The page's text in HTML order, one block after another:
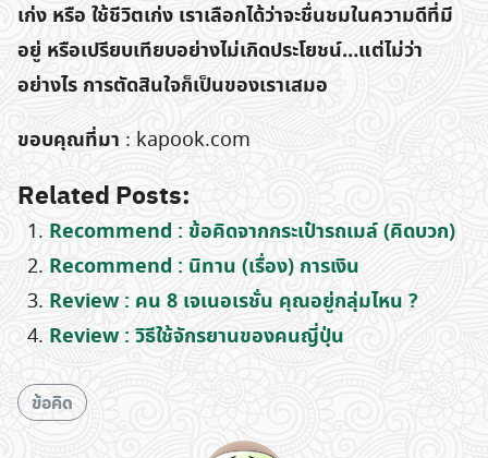
เก่ง หรือ ใช้ชีวิตเก่ง เราเลือกได้ว่าจะชื่นชมในความดีที่มี
อยู่ หรือเปรียบเทียบอย่างไม่เกิดประโยชน์…แต่ไม่ว่า
อย่างไร การตัดสินใจก็เป็นของเราเสมอ
ขอบคุณที่มา : kapook.com
Related Posts:
Recommend : ข้อคิดจากกระเป๋ารถเมล์ (คิดบวก)
Recommend : นิทาน (เรื่อง) การเงิน
Review : คน 8 เจเนอเรชั่น คุณอยู่กลุ่มไหน ?
Review : วิธีใช้จักรยานของคนญี่ปุ่น
ข้อคิด